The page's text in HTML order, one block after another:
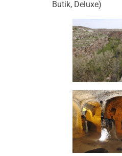
G
Butik, Deluxe)